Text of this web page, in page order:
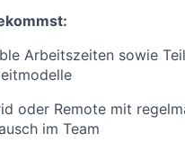
Arbeitszeiten sowie
oder Remote mit
im Team